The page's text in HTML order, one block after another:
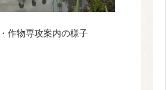
作物専攻案内の様子